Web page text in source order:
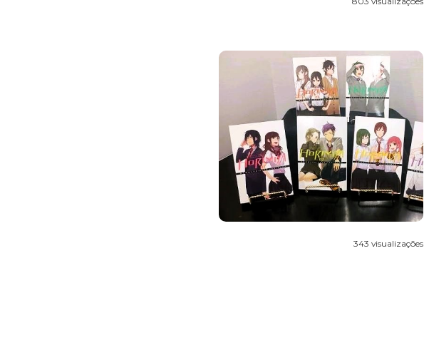
343 visualizações